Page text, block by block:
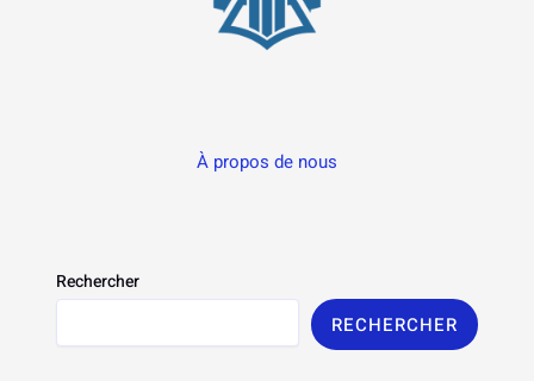
À propos de nous
Rechercher
RECHERCHER